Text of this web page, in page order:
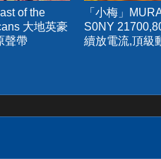
of the
大地英豪
聲帶
「小梅」
S0NY
續放電流,頂級